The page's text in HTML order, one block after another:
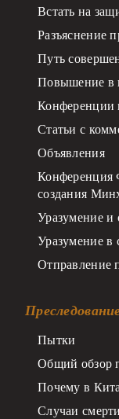
Встать на
Разъяснение
Путь
Повышение в
Конференции
Статьи с
Объявления
Конференция
создания
Уразумение и
Уразумение в
Отправление
Пытки
Общий обзор
Почему в
Случаи смерти